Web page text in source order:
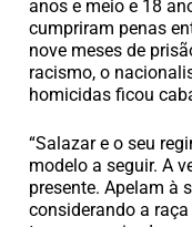
anos e meio e 18
cumpriram penas
nove meses de
racismo, o
homicidas ficou
“Salazar e o seu
modelo a seguir. A
presente. Apelam à
considerando a